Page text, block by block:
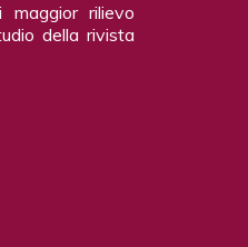
rilievo
della rivista